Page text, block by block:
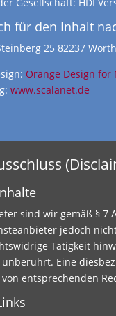
für den Inhalt
25 82237
Orange Design for
www.scalanet.de
sind wir gemäß § 7
jedoch
Tätigkeit
Eine
entsprechenden